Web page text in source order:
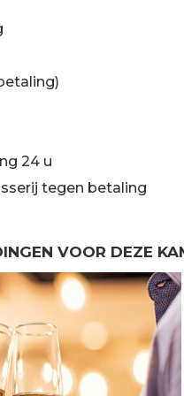
24 u
tegen betaling
VOOR DEZE